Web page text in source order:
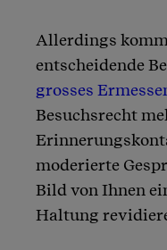
Allerdings
entscheidende
grosses
Besuchsrecht
moderierte
Bild von Ihnen
Haltung